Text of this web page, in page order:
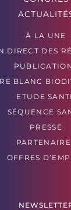
À LA UNE
DIRECT DES
BLANC
ETUDE
SÉQUENCE
PRESSE
OFFRES